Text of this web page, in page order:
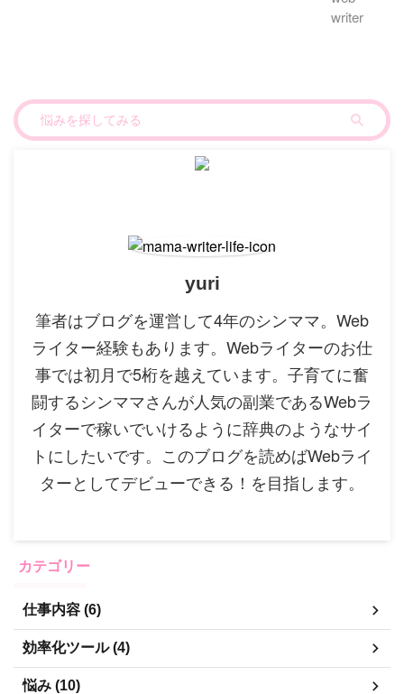
yuri
筆者はブログを運営して4年のシンママ。Web
ライター経験もあります。Webライターのお仕
事では初月で5桁を越えています。子育てに奮
闘するシンママさんが人気の副業であるWebラ
イターで稼いでいけるように辞典のようなサイ
トにしたいです。このブログを読めばWebライ
ターとしてデビューできる！を目指します。
カテゴリー
仕事内容 (6)
効率化ツール (4)
悩み (10)